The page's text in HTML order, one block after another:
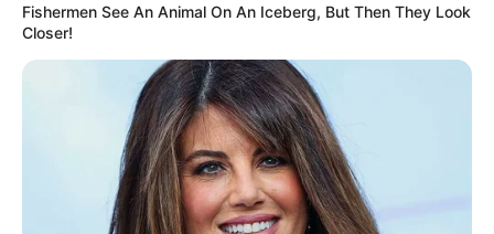
นโยบายคุกกี้
นโยบายการคุ้มครองข้อมูลส่วนบุคคล
เว็บไซต์นี้ใช้คุกกี้
ประสบการณ์ที่ดีบนบริการของเว็บไซต์เรา หากคุณใช้บริการเว็บไซต์นี้ต่อไปโดย
ไม่มีการปรับตั้งค่าใดๆนั้น แสดงว่าคุณยอมรับนโยบายคุกกี้และนโยบายส่วน
เรียนรู้เพิ่มเติม
Fishermen See An Animal On An Iceberg, But Then They Look
Closer!